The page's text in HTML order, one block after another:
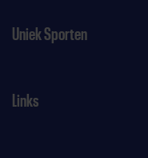
Uniek Sporten
Links